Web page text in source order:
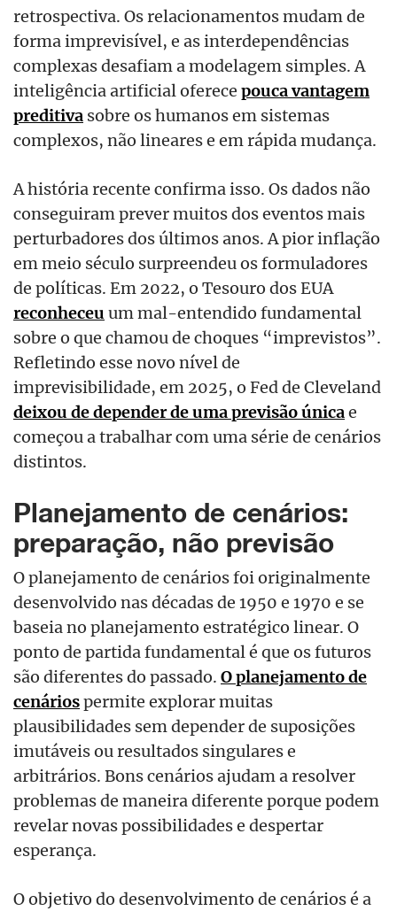
retrospectiva. Os relacionamentos mudam de
forma imprevisível, e as interdependências
complexas desafiam a modelagem simples. A
inteligência artificial oferece pouca vantagem
preditiva sobre os humanos em sistemas
complexos, não lineares e em rápida mudança.
A história recente confirma isso. Os dados não
conseguiram prever muitos dos eventos mais
perturbadores dos últimos anos. A pior inflação
em meio século surpreendeu os formuladores
de políticas. Em 2022, o Tesouro dos EUA
reconheceu um mal-entendido fundamental
sobre o que chamou de choques “imprevistos”.
Refletindo esse novo nível de
imprevisibilidade, em 2025, o Fed de Cleveland
deixou de depender de uma previsão únicae
começou a trabalhar com uma série de cenários
distintos.
Planejamento de cenários:
preparação, não previsão
O planejamento de cenários foi originalmente
desenvolvido nas décadas de 1950 e 1970 e se
baseia no planejamento estratégico linear. O
ponto de partida fundamental é que os futuros
são diferentes do passado. O planejamento de
cenáriospermite explorar muitas
plausibilidades sem depender de suposições
imutáveis ou resultados singulares e
arbitrários. Bons cenários ajudam a resolver
problemas de maneira diferente porque podem
revelar novas possibilidades e despertar
esperança.
O objetivo do desenvolvimento de cenários é a